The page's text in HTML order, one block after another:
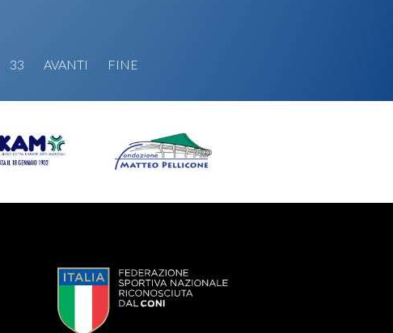
33 AVANTI FINE